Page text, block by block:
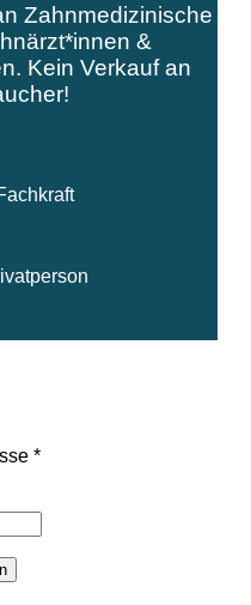
Zahnmedizinische
&
Kein Verkauf an
*Erforderlich